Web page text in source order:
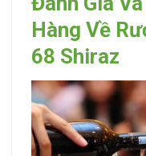
Hàng Về
68 Shiraz